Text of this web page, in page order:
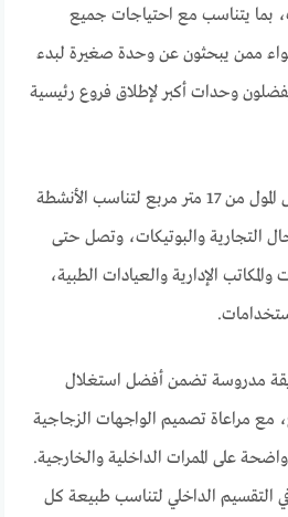
بما يتناسب مع احتياجات جميع
سواء ممن يبحثون عن وحدة صغيرة لبدء
وحدات أكبر لإطلاق فروع رئيسية
تبدأ مساحات الوحدات داخل المول من 17 متر مربع لتناسب الأنشطة
التجارية والبوتيكات، وتصل حتى
والمكاتب الإدارية والعيادات الطبية،
مدروسة تضمن أفضل استغلال
مع مراعاة تصميم الواجهات الزجاجية
على الممرات الداخلية والخارجية.
التقسيم الداخلي لتناسب طبيعة كل